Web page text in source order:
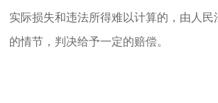
实际损失和违法所得难以计算的，由人民
的情节，判决给予一定的赔偿。